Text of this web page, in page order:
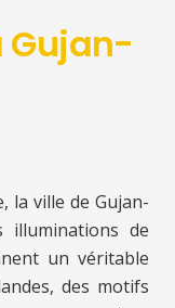
Gujan-
la ville de Gujan-
illuminations de
un véritable
des motifs